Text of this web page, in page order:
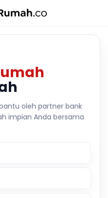
oleh partner bank
impian Anda bersama